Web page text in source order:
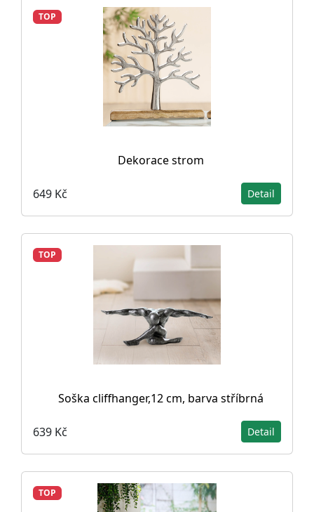
TOP
Dekorace strom
649 Kč Detail
TOP
Soška cliffhanger,12 cm, barva stříbrná
639 Kč Detail
TOP